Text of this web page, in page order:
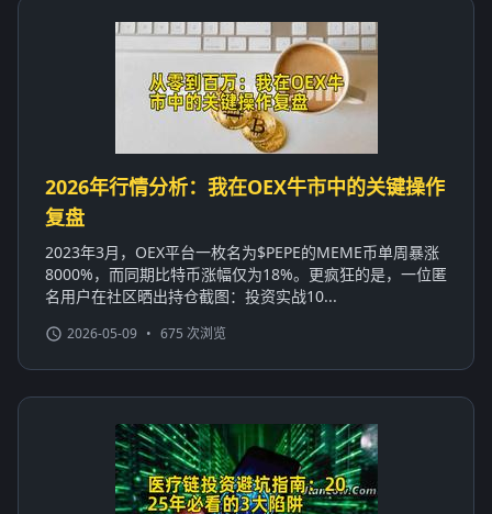
2026年行情分析：我在OEX牛市中的关键操作
复盘
2023年3月，OEX平台一枚名为$PEPE的MEME币单周暴涨
8000%，而同期比特币涨幅仅为18%。更疯狂的是，一位匿
名用户在社区晒出持仓截图：投资实战10...
2026-05-09 • 675 次浏览